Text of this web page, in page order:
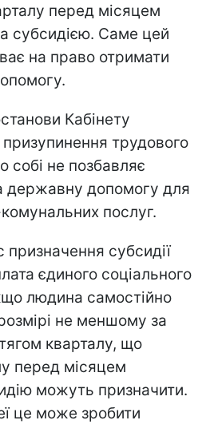
перед місяцем
субсидією. Саме цей
на право отримати
Кабінету
трудового
собі не позбавляє
державну допомогу для
послуг.
призначення субсидії
єдиного соціального
людина самостійно
не меншому за
кварталу, що
перед місяцем
можуть призначити.
це може зробити